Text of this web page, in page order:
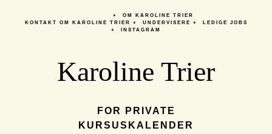
KONTAKT
OM KAROLINE TRIER
OM KAROLINE TRIER
UNDERVISERE
LEDIGE JOBS
INSTAGRAM
Karoline Trier
FOR PRIVATE
KURSUSKALENDER